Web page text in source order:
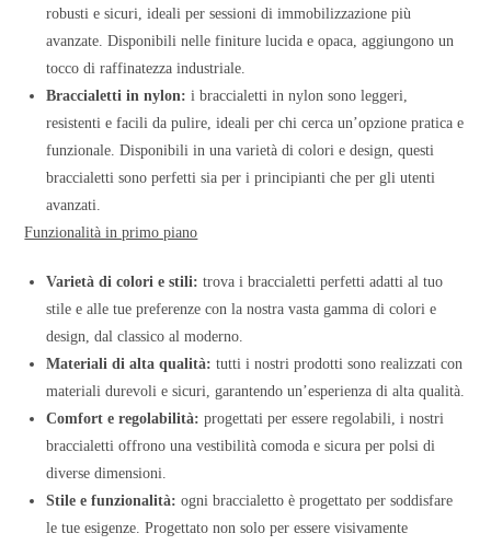
robusti e sicuri, ideali per sessioni di immobilizzazione più
avanzate. Disponibili nelle finiture lucida e opaca, aggiungono un
tocco di raffinatezza industriale.
Braccialetti in nylon: i braccialetti in nylon sono leggeri,
resistenti e facili da pulire, ideali per chi cerca un’opzione pratica e
funzionale. Disponibili in una varietà di colori e design, questi
braccialetti sono perfetti sia per i principianti che per gli utenti
avanzati.
Funzionalità in primo piano
Varietà di colori e stili: trova i braccialetti perfetti adatti al tuo
stile e alle tue preferenze con la nostra vasta gamma di colori e
design, dal classico al moderno.
Materiali di alta qualità: tutti i nostri prodotti sono realizzati con
materiali durevoli e sicuri, garantendo un’esperienza di alta qualità.
Comfort e regolabilità: progettati per essere regolabili, i nostri
braccialetti offrono una vestibilità comoda e sicura per polsi di
diverse dimensioni.
Stile e funzionalità: ogni braccialetto è progettato per soddisfare
le tue esigenze. Progettato non solo per essere visivamente